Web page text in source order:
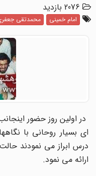
2076 بازدید
امام خمینی محمدتقی جعفری
در اولین روز حضور
ای بسیار روحانی با
درس ابراز می نمودند
ارائه می نمود.